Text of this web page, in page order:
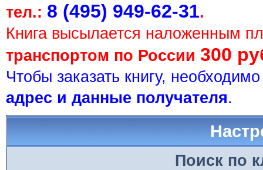
тел.: 8 (495) 949-62-31.
Книга высылается наложенным
транспортом по России 300
Чтобы заказать книгу,
адрес и данные получателя.
Поиск по